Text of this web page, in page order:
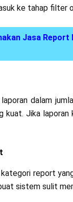
ke tahap filter
Jasa
dalam
kuat. Jika
report
sistem sulit